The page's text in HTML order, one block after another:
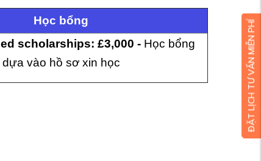
Học bổng
scholarships: £3,000 - Học bổng
vào hồ sơ xin học
ĐẶT LỊCH TƯ VẤN MIỄN PHÍ